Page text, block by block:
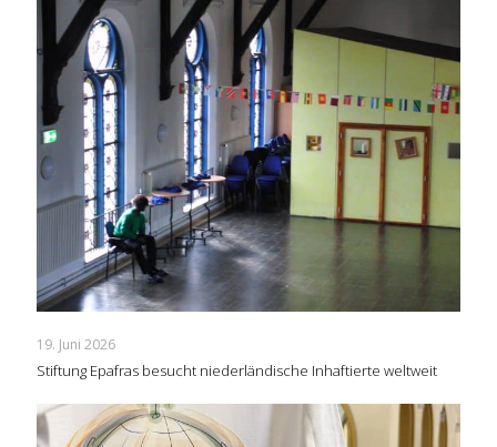
19. Juni 2026
Stiftung Epafras besucht niederländische Inhaftierte weltweit